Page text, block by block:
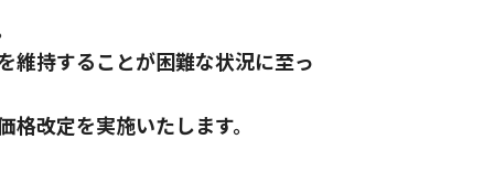
維持することが困難な状況に至っ
改定を実施いたします。